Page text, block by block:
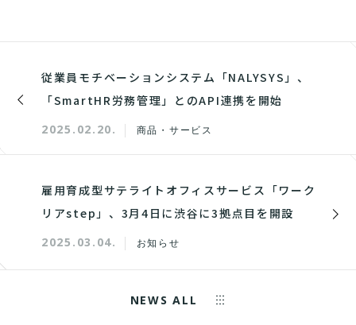
従業員モチベーションシステム「NALYSYS」、
「SmartHR労務管理」とのAPI連携を開始
2025.02.20. 商品・サービス
雇用育成型サテライトオフィスサービス「ワーク
リアstep」、3月4日に渋谷に3拠点目を開設
2025.03.04. お知らせ
NEWS ALL